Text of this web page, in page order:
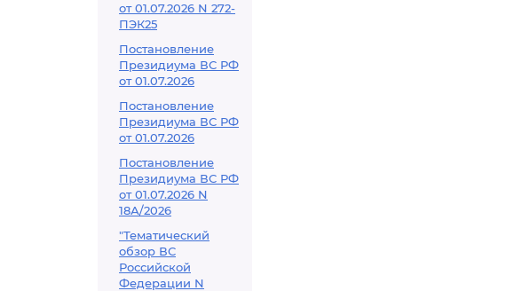
от 01.07.2026 N 272-
ПЭК25
Постановление
Президиума ВС РФ
от 01.07.2026
Постановление
Президиума ВС РФ
от 01.07.2026
Постановление
Президиума ВС РФ
от 01.07.2026 N
18А/2026
"Тематический
обзор ВС
Российской
Федерации N